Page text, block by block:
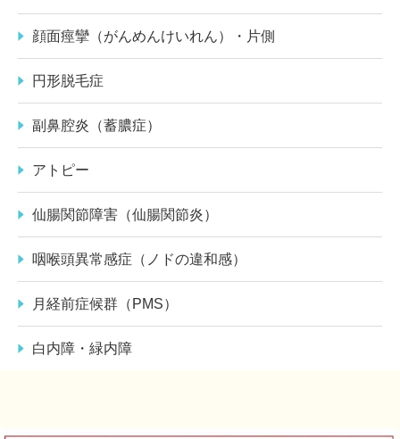
顔面痙攣（がんめんけいれん）・片側
円形脱毛症
副鼻腔炎（蓄膿症）
アトピー
仙腸関節障害（仙腸関節炎）
咽喉頭異常感症（ノドの違和感）
月経前症候群（PMS）
白内障・緑内障